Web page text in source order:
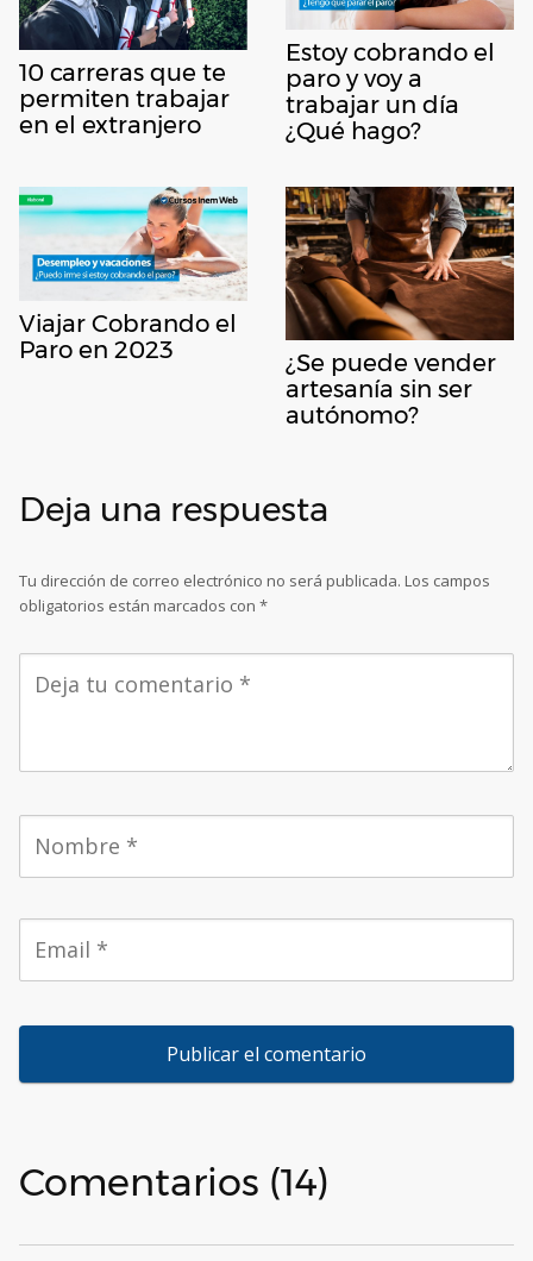
10 carreras que te
permiten trabajar
en el extranjero
Estoy cobrando el
paro y voy a
trabajar un día
¿Qué hago?
Viajar Cobrando el
Paro en 2023
¿Se puede vender
artesanía sin ser
autónomo?
Deja una respuesta
Tu dirección de correo electrónico no será publicada. Los campos
obligatorios están marcados con *
Comentarios (14)